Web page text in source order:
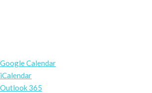
Google Calendar
iCalendar
Outlook 365